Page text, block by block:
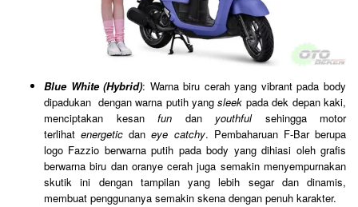
Blue White (Hybrid): Warna biru cerah yang vibrant pada body
dipadukan dengan warna putih yangsleek pada dek depan kaki,
menciptakan kesan fun dan youthfulsehingga motor
terlihatenergetic daneye catchy. Pembaharuan F-Bar berupa
logo Fazzio berwarna putih pada body yang dihiasi oleh grafis
berwarna biru dan oranye cerah juga semakin menyempurnakan
skutik ini dengan tampilan yang lebih segar dan dinamis,
membuat penggunanya semakin skena dengan penuh karakter.